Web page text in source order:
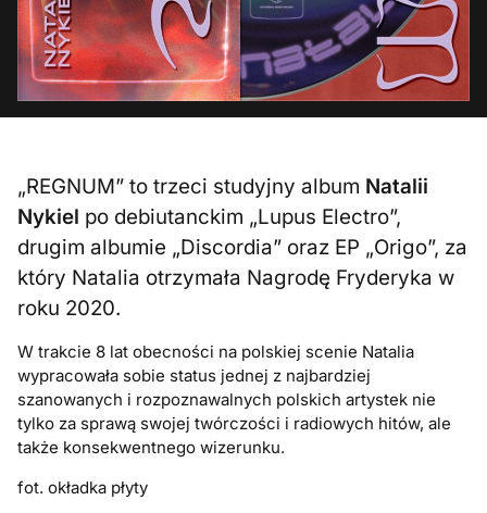
„REGNUM” to trzeci studyjny album Natalii
Nykiel po debiutanckim „Lupus Electro”,
drugim albumie „Discordia” oraz EP „Origo”, za
który Natalia otrzymała Nagrodę Fryderyka w
roku 2020.
W trakcie 8 lat obecności na polskiej scenie Natalia
wypracowała sobie status jednej z najbardziej
szanowanych i rozpoznawalnych polskich artystek nie
tylko za sprawą swojej twórczości i radiowych hitów, ale
także konsekwentnego wizerunku.
fot. okładka płyty